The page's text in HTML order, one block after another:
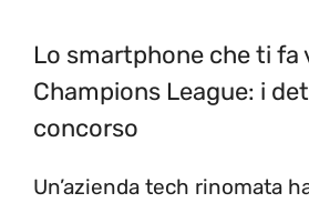
Lo smartphone che ti fa
Champions League: i
concorso
Un’azienda tech rinomata